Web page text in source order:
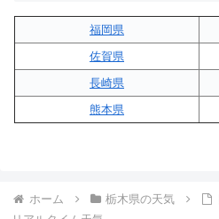
福岡県
佐賀県
長崎県
熊本県
ホーム 栃木県の天気